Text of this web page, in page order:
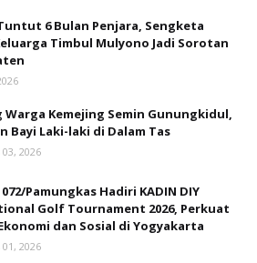
6 Bulan Penjara, Sengketa
Timbul Mulyono Jadi Sorotan
Warga Kemejing Semin Gunungkidul,
Bayi Laki-laki di Dalam Tas
2026
Pamungkas Hadiri KADIN DIY
Golf Tournament 2026, Perkuat
dan Sosial di Yogyakarta
2026